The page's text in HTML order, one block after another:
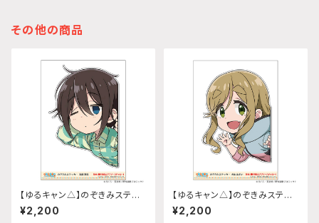
その他の商品
【ゆるキャン△】のぞきみステッ
カー (斉藤恵那『SEASON3』)A
4サイズ
¥2,200
【ゆるキャン△】のぞきみステッ
カー (犬山あおい『SEASON
3』)A4サイズ
¥2,200